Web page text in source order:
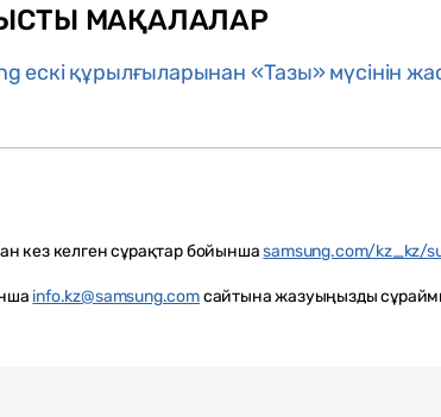
МАҚАЛАЛАР
ескі құрылғыларынан «Тазы» мүсінін
кез келген сұрақтар бойыншаsamsung.com/kz_kz/
info.kz@samsung.comсайтына жазуыңызды